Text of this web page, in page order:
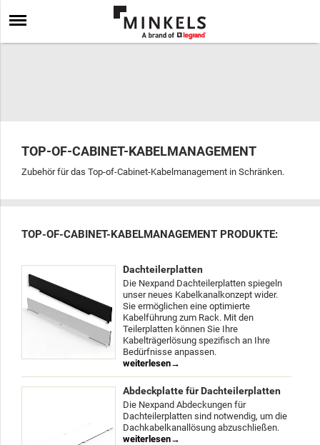
TOP-OF-CABINET-KABELMANAGEMENT
Zubehör für das Top-of-Cabinet-Kabelmanagement in Schränken.
TOP-OF-CABINET-KABELMANAGEMENT PRODUKTE:
Dachteilerplatten
Die Nexpand Dachteilerplatten spiegeln
unser neues Kabelkanalkonzept wider.
Sie ermöglichen eine optimierte
Kabelführung zum Rack. Mit den
Teilerplatten können Sie Ihre
Kabelträgerlösung spezifisch an Ihre
Bedürfnisse anpassen.
weiterlesen
Abdeckplatte für Dachteilerplatten
Die Nexpand Abdeckungen für
Dachteilerplatten sind notwendig, um die
Dachkabelkanallösung abzuschließen.
weiterlesen